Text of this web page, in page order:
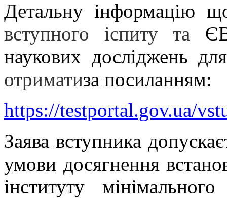
Детальну інформацію
вступного іспиту та
наукових досліджень
отриматиза посиланням:
https://testportal.gov.ua/
Заява вступника
умови досягнення
інституту